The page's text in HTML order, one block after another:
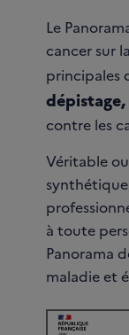
Le
cancer sur
principales
contre les
Véritable
à toute
Panorama
maladie et